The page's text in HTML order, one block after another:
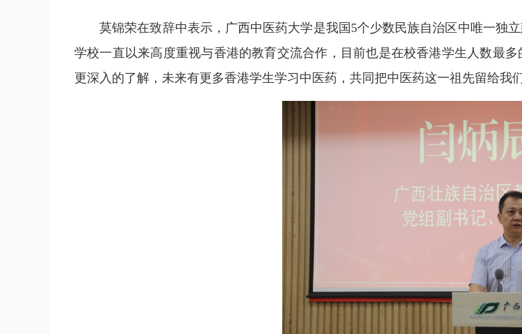
莫锦荣在致辞中表示，广西中医药大学是我国5个少数民族自治区中唯一独立
学校一直以来高度重视与香港的教育交流合作，目前也是在校香港学生人数最
更深入的了解，未来有更多香港学生学习中医药，共同把中医药这一祖先留给